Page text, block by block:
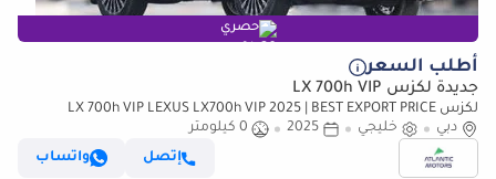
حصري
أطلب السعر
جديدة لكزس LX 700h VIP
لكزس LX 700h VIP LEXUS LX700h VIP 2025 | BEST EXPORT PRICE
(للتصدير فقط)
دبي خليجي 2025
0 كيلومتر
إتصل
واتساب